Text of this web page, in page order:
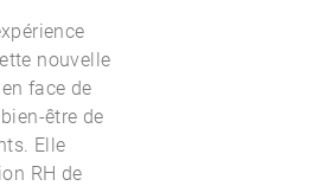
nouvelle
face de
être de
Elle
RH de